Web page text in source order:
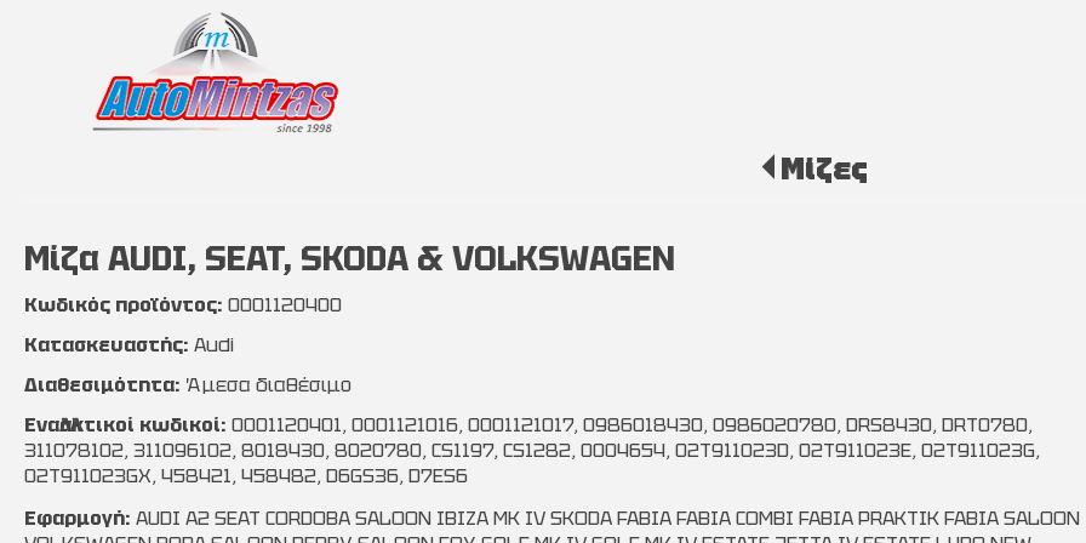
Μίζες
Μίζα AUDI, SEAT, SKODA & VOLKSWAGEN
Κωδικός προϊόντος: 0001120400
Κατασκευαστής: Audi
Διαθεσιμότητα: Άμεσα διαθέσιμο
Εναλλακτικοί κωδικοί: 0001120401, 0001121016, 0001121017, 0986018430, 0986020780, DRS8430, DRT0780,
311078102, 311096102, 8018430, 8020780, CS1197, CS1282, 0004654, 02T911023D, 02T911023E, 02T911023G,
02T911023GX, 458421, 458482, D6GS36, D7ES6
Εφαρμογή: AUDI A2 SEAT CORDOBA SALOON IBIZA MK IV SKODA FABIA FABIA COMBI FABIA PRAKTIK FABIA SALOON